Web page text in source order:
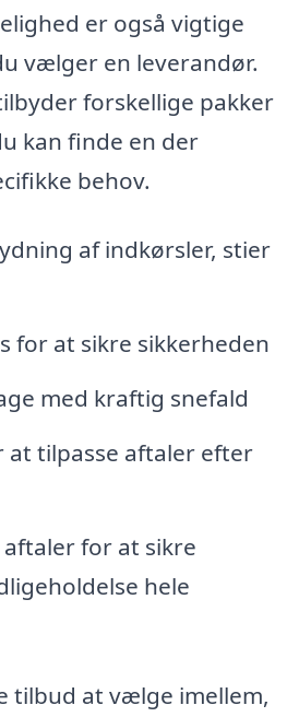
er også vigtige
vælger en leverandør.
forskellige pakker
kan finde en der
behov.
af indkørsler, stier
for at sikre sikkerheden
med kraftig snefald
at tilpasse aftaler efter
for at sikre
hele
tilbud at vælge imellem,